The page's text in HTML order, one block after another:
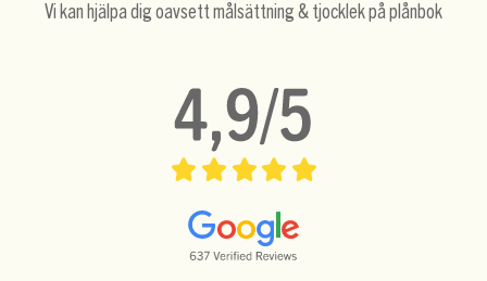
Vi kan hjälpa dig oavsett målsättning & tjocklek på plånbok